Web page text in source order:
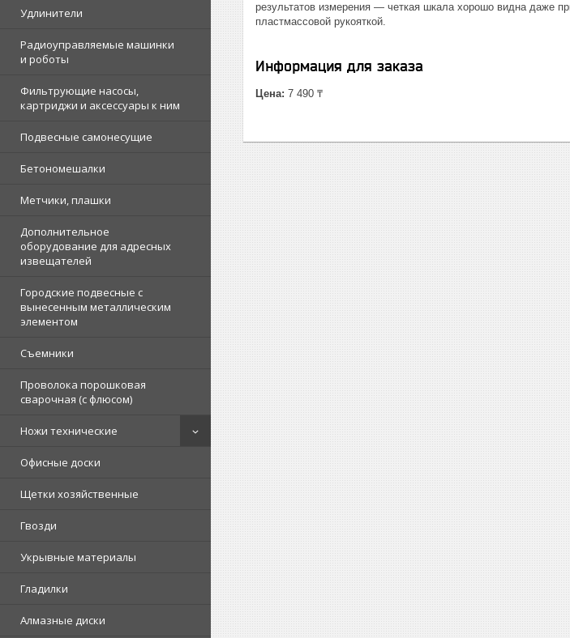
Удлинители
Радиоуправляемые машинки
и роботы
Фильтрующие насосы,
картриджи и аксессуары к ним
Подвесные самонесущие
Бетономешалки
Метчики, плашки
Дополнительное
оборудование для адресных
извещателей
Городские подвесные с
вынесенным металлическим
элементом
Съемники
Проволока порошковая
сварочная (с флюсом)
Ножи технические
Офисные доски
Щетки хозяйственные
Гвозди
Укрывные материалы
Гладилки
Алмазные диски
результатов измерения — четкая шкала хорошо видна даже
пластмассовой рукояткой.
Информация для заказа
Цена: 7 490 ₸